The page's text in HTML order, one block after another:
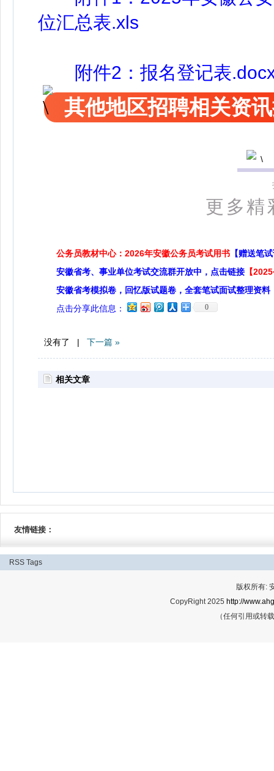
位汇总表.xls
附件2：报名登记表
其他地区招聘相关资
更多精
公务员教材中心：2026年安徽公务员考试用书 【赠送笔
安徽省考、事业单位考试交流群开放中，点击链接 【
安徽省考模拟卷，回忆版试题卷，全套笔试面试整理资料
点击分享此信息：
0
没有了 | 下一篇 »
相关文章
友情链接：
RSS Tags
版权所有:
CopyRight 2025 http://
（任何引用或转